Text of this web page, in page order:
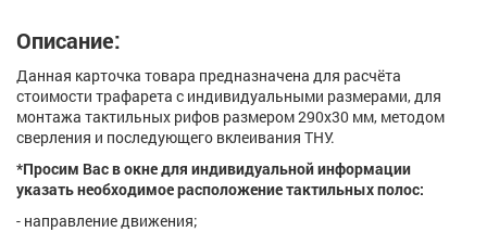
Описание:
Данная карточка товара предназначена для расчёта
стоимости трафарета с индивидуальными размерами, для
монтажа тактильных рифов размером 290х30 мм, методом
сверления и последующего вклеивания ТНУ.
*Просим Вас в окне для индивидуальной информации
указать необходимое расположение тактильных полос:
- направление движения;